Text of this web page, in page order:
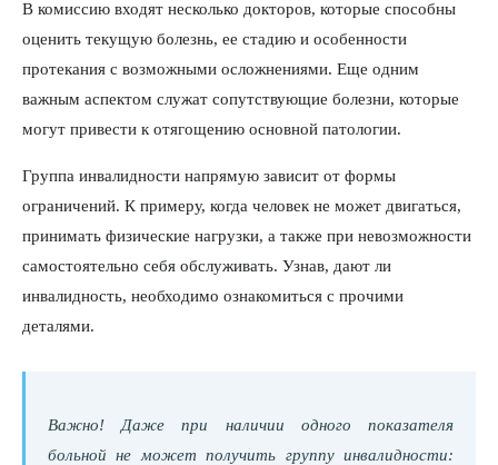
В комиссию входят несколько докторов, которые способны
оценить текущую болезнь, ее стадию и особенности
протекания с возможными осложнениями. Еще одним
важным аспектом служат сопутствующие болезни, которые
могут привести к отягощению основной патологии.
Группа инвалидности напрямую зависит от формы
ограничений. К примеру, когда человек не может двигаться,
принимать физические нагрузки, а также при невозможности
самостоятельно себя обслуживать. Узнав, дают ли
инвалидность, необходимо ознакомиться с прочими
деталями.
Важно! Даже при наличии одного показателя
больной не может получить группу инвалидности: